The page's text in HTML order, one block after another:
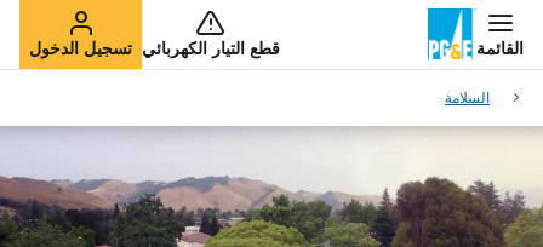
القائمة قطع التيار الكهربائي تسجيل الدخول
السلامة